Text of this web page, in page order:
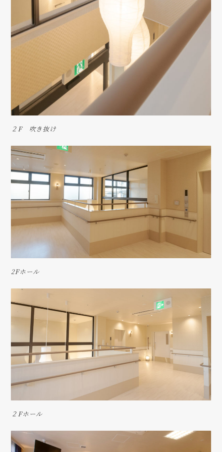
２F 吹き抜け
2Fホール
２Fホール